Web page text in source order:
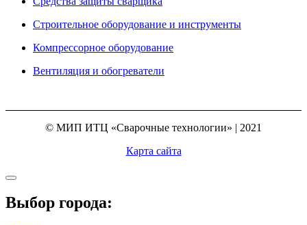
Строительное оборудование и инструменты
Компрессорное оборудование
Вентиляция и обогреватели
© МИП ИТЦ «Сварочные технологии» | 2021
Карта сайта
Выбор города: